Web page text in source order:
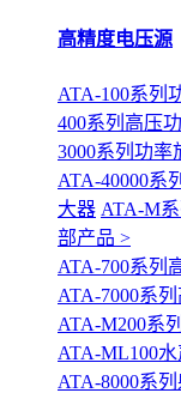
高精度电压源
ATA-100系列
400系列高压
3000系列功率
ATA-40000系
大器 ATA-M
部产品 >
ATA-700系列
ATA-7000系
ATA-M200系
ATA-ML100
ATA-8000系